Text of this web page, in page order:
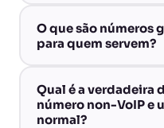
O que são números
para quem servem?
Qual é a verdadeira
número non-VoIP e
normal?